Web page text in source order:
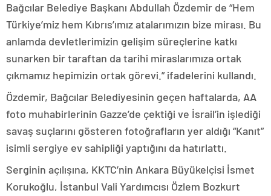
Bağcılar Belediye Başkanı Abdullah Özdemir de “Hem
Türkiye’miz hem Kıbrıs’ımız atalarımızın bize mirası. Bu
anlamda devletlerimizin gelişim süreçlerine katkı
sunarken bir taraftan da tarihi miraslarımıza ortak
çıkmamız hepimizin ortak görevi.” ifadelerini kullandı.
Özdemir, Bağcılar Belediyesinin geçen haftalarda, AA
foto muhabirlerinin Gazze’de çektiği ve İsrail’in işlediği
savaş suçlarını gösteren fotoğrafların yer aldığı “Kanıt”
isimli sergiye ev sahipliği yaptığını da hatırlattı.
Serginin açılışına, KKTC’nin Ankara Büyükelçisi İsmet
Korukoğlu, İstanbul Vali Yardımcısı Özlem Bozkurt